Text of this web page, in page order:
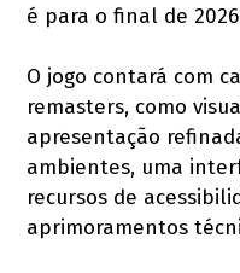
é para o final de
O jogo contará com
remasters, como
apresentação
ambientes, uma
recursos de
aprimoramentos